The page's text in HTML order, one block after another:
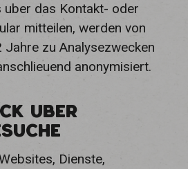
uber das Kontakt- oder
mitteilen, werden von
zu Analysezwecken
anonymisiert.
UBER
Dienste,